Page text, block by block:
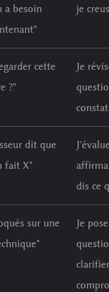
a besoin
je
cette
?"
Je
dit que
fait X"
dis ce
sur une
Je